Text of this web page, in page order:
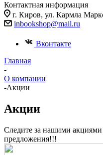
Контактная информация
г. Киров, ул. Кармла
inbookshop@mail.ru
Вконтакте
Главная
-
О компании
-Акции
Акции
Следите за нашими
предложения!!!